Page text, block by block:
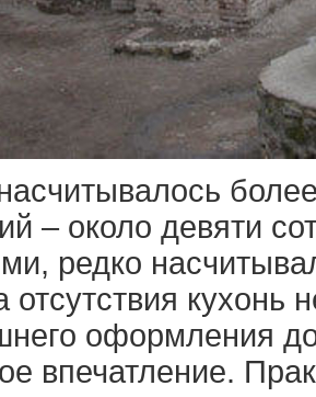
– около девяти
редко
кухонь
оформления
впечатление.